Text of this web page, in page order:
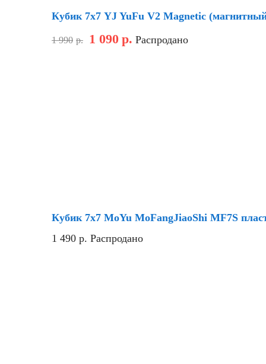
Кубик 7х7 YJ YuFu V2 Magnetic
1 990 р. 1 090 р. Распродано
Кубик 7х7 MoYu MoFangJiaoShi MF7S
1 490 р. Распродано